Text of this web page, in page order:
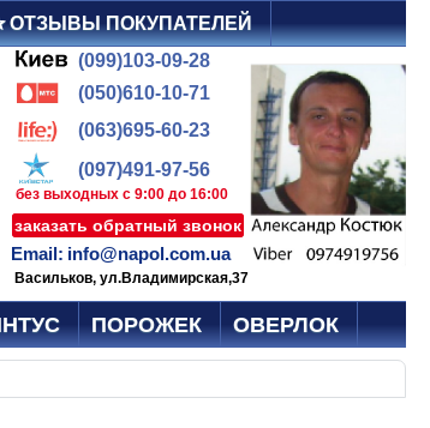
ОТЗЫВЫ ПОКУПАТЕЛЕЙ
(099)103-09-28
(050)610-10-71
(063)695-60-23
(097)491-97-56
без выходных с 9:00 до 16:00
Email: info@napol.com.ua
Васильков, ул.Владимирская,37
заказать обратный звонок
ПОРОЖЕК ОВЕРЛОК